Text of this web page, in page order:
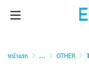
หน้าแรก ... OTHER